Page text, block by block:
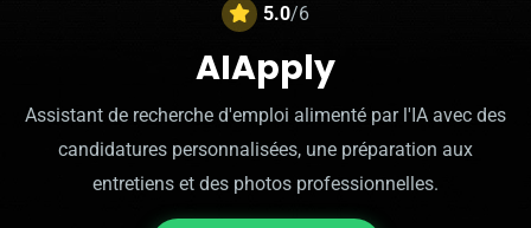
5.0/6
AIApply
Assistant de recherche d'emploi alimenté par l'IA avec des
candidatures personnalisées, une préparation aux
entretiens et des photos professionnelles.